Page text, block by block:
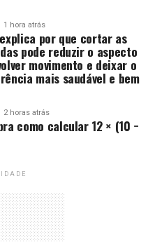
1 hora atrás
por que cortar as
pode reduzir o aspecto
movimento e deixar o
mais saudável e bem
2 horas atrás
como calcular 12 × (10 −